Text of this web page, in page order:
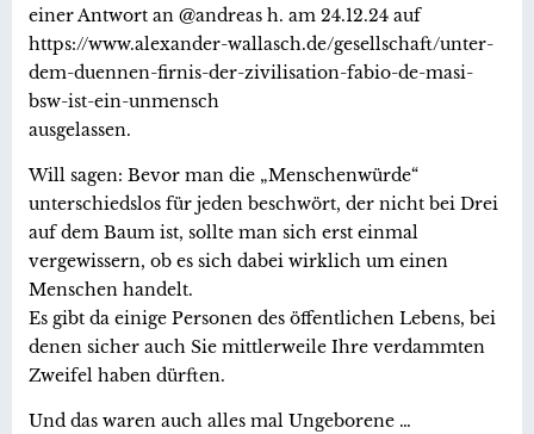
einer Antwort an @andreas h. am 24.12.24 auf
https://www.alexander-wallasch.de/gesellschaft/unter-
dem-duennen-firnis-der-zivilisation-fabio-de-masi-
bsw-ist-ein-unmensch
ausgelassen.
Will sagen: Bevor man die „Menschenwürde“
unterschiedslos für jeden beschwört, der nicht bei Drei
auf dem Baum ist, sollte man sich erst einmal
vergewissern, ob es sich dabei wirklich um einen
Menschen handelt.
Es gibt da einige Personen des öffentlichen Lebens, bei
denen sicher auch Sie mittlerweile Ihre verdammten
Zweifel haben dürften.
Und das waren auch alles mal Ungeborene …